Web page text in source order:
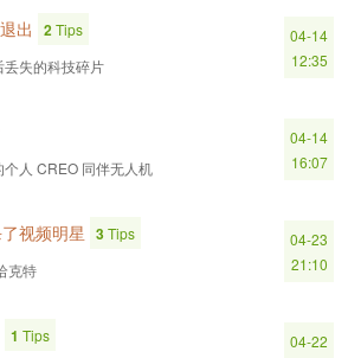
出 2Tips
丢失的科技碎片
04-14
12:35
个人 CREO 同伴无人机
04-14
16:07
视频明星 3Tips
克特
04-23
21:10
1 Tips
04-22